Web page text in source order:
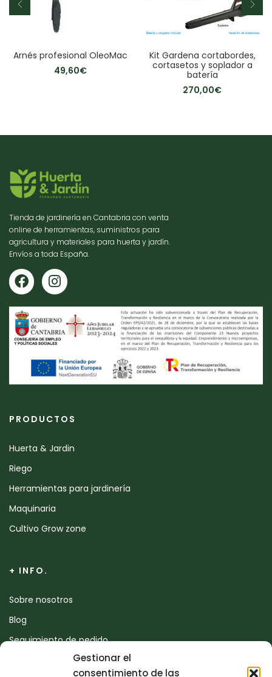
Gestionar el
consentimiento de las
Arnés profesional OleoMac
49,60€
Kit Gardena cortabordes,
cortasetos y soplador a
batería
270,00€
Tienda de jardinería en Cantabria con venta
online de herramientas, suministros para
agricultura y materiales para huerta y jardín.
Envíos a toda España.
PRODUCTOS
Huerta & Jardin
Riego
Herramientas para jardinería
Maquinaria
Cultivo Grow zone
+ INFO.
Sobre nosotros
Blog
Seguimiento de pedido